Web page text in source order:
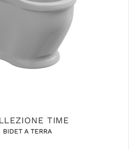
TIME
BIDET A TERRA